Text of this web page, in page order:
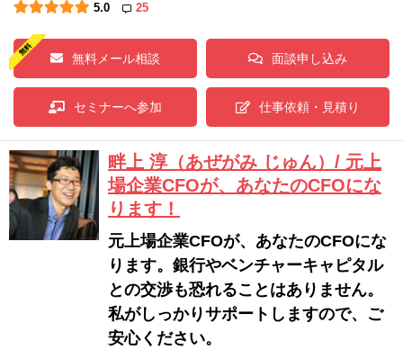
5.0
25
無料メール相談 面談申し込み
セミナーへ参加 仕事依頼・見積り
畔上 淳（あぜがみ じゅん）/ 元上
場企業CFOが、あなたのCFOにな
ります！
元上場企業CFOが、あなたのCFOにな
ります。銀行やベンチャーキャピタル
との交渉も恐れることはありません。
私がしっかりサポートしますので、ご
安心ください。